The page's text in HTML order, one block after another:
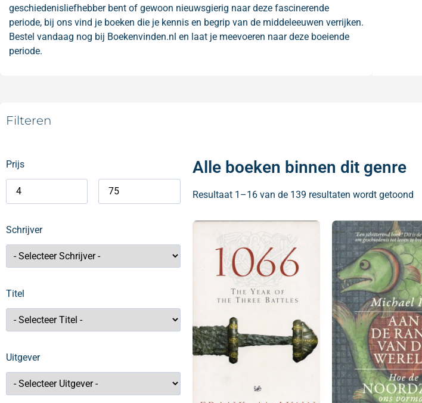
geschiedenisliefhebber bent of gewoon nieuwsgierig naar deze fascinerende
periode, bij ons vind je boeken die je kennis en begrip van de middeleeuwen verrijken.
Bestel vandaag nog bij Boekenvinden.nl en laat je meevoeren naar deze boeiende
periode.
Filteren
Prijs
Schrijver
Titel
Uitgever
Alle boeken binnen dit genre
Resultaat 1–16 van de 139 resultaten wordt getoond